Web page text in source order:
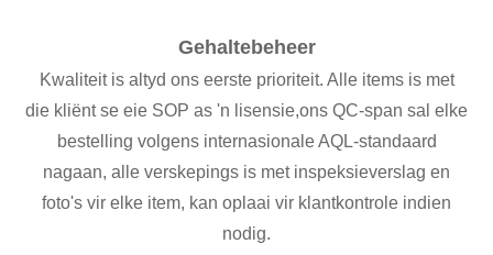
Gehaltebeheer
Kwaliteit is altyd ons eerste prioriteit. Alle items is met
die kliënt se eie SOP as 'n lisensie,ons QC-span sal elke
bestelling volgens internasionale AQL-standaard
nagaan, alle verskepings is met inspeksieverslag en
foto's vir elke item, kan oplaai vir klantkontrole indien
nodig.